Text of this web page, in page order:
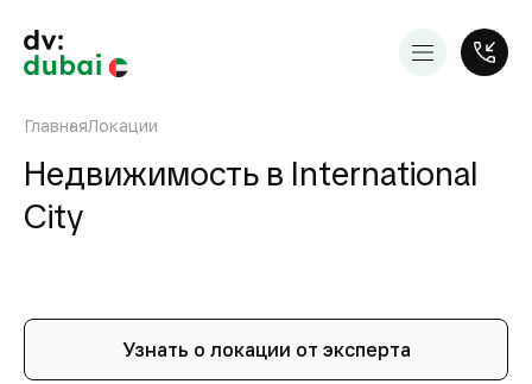
ГлавнаяЛокации
Недвижимость в International
City
Узнать о локации от эксперта